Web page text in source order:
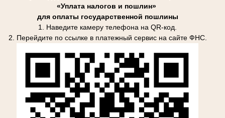
«Уплата налогов и пошлин»
для оплаты государственной пошлины
1. Наведите камеру телефона на QR-код.
2. Перейдите по ссылке в платежный сервис на сайте ФНС.